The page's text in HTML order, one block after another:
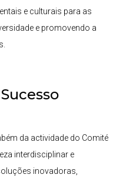
e culturais para as
e promovendo a
da actividade do Comité
interdisciplinar e
inovadoras,